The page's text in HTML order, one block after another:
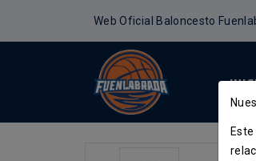
Web Oficial Baloncesto